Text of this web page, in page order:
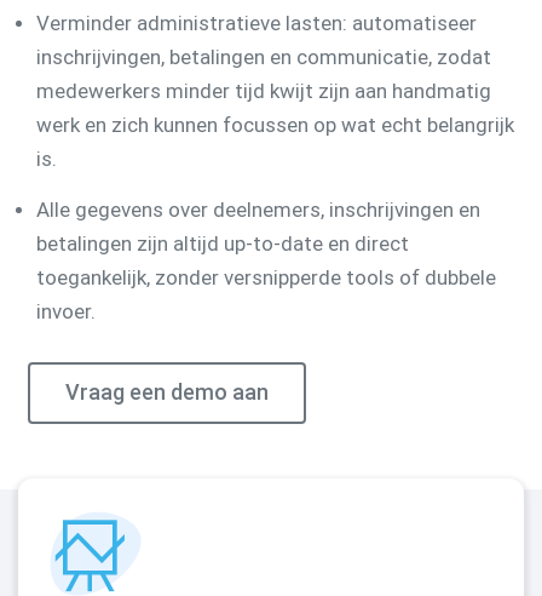
Verminder administratieve lasten: automatiseer
inschrijvingen, betalingen en communicatie, zodat
medewerkers minder tijd kwijt zijn aan handmatig
werk en zich kunnen focussen op wat echt belangrijk
is.
Alle gegevens over deelnemers, inschrijvingen en
betalingen zijn altijd up-to-date en direct
toegankelijk, zonder versnipperde tools of dubbele
invoer.
Vraag een demo aan